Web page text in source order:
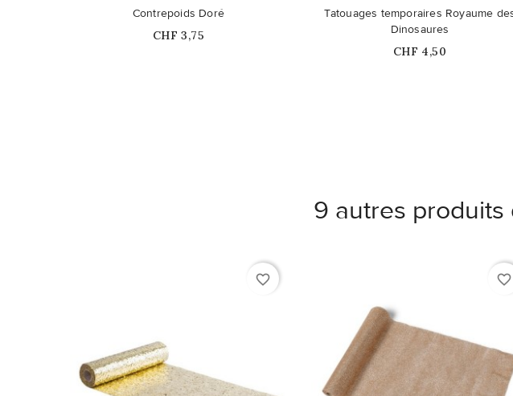
Contrepoids Doré
Prix
CHF 3,75
Ce produit n'est plus disponible
stock
Tatouages temporaires Royaume
Dinosaures
Prix
CHF 4,50
9 autres produits
favorite_border favorite_border